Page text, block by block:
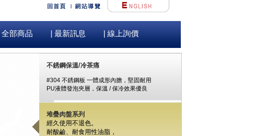
| 全部商品 | 最新訊息 | 線上詢價
不銹鋼保溫/冷茶痛
#304 不銹鋼板 一體成形內膽，堅固耐用
PU液體發泡夾層，保溫 / 保冷效果優良
堆疊肉盤系列
經久使用不退色。
耐酸鹼、耐食用性油脂，